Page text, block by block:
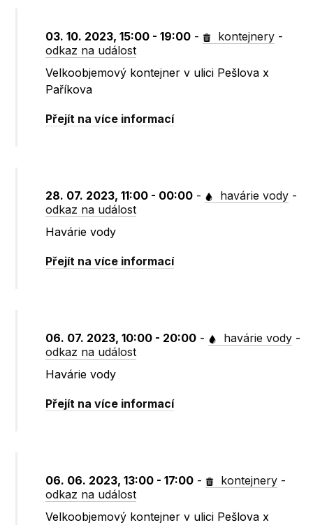
03. 10. 2023, 15:00 - 19:00 - kontejnery -
odkaz na událost
Velkoobjemový kontejner v ulici Pešlova x
Paříkova
Přejít na více informací
28. 07. 2023, 11:00 - 00:00 - havárie vody -
odkaz na událost
Havárie vody
Přejít na více informací
06. 07. 2023, 10:00 - 20:00 - havárie vody -
odkaz na událost
Havárie vody
Přejít na více informací
06. 06. 2023, 13:00 - 17:00 - kontejnery -
odkaz na událost
Velkoobjemový kontejner v ulici Pešlova x